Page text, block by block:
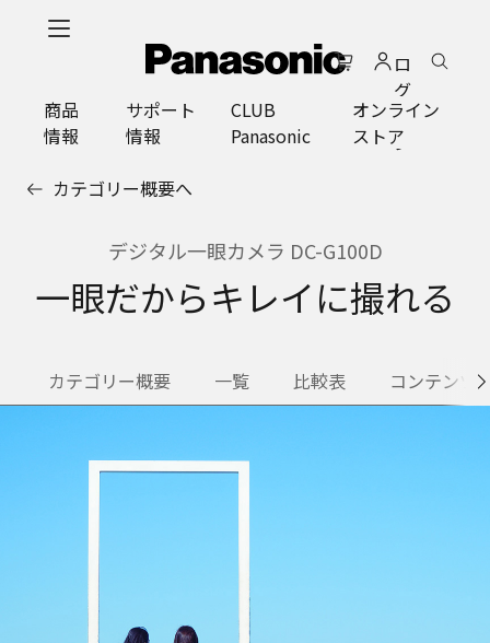
ロ
グ
イ
ン
商品
情報
サポート
情報
CLUB
Panasonic
オンライン
ストア
カテゴリー概要へ
デジタル一眼カメラ DC-G100D
一眼だからキレイに撮れる
カテゴリー概要 一覧 比較表 コンテンツ